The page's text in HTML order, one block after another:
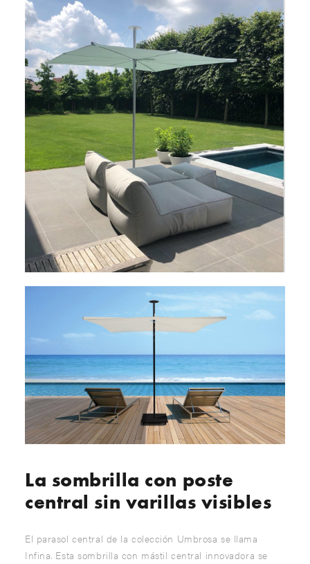
La sombrilla con poste
central sin varillas visibles
El parasol central de la colección Umbrosa se llama
Infina. Esta sombrilla con mástil central innovadora se